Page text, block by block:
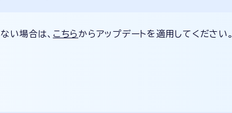
い場合は、 こちら からアップデートを適用してください。